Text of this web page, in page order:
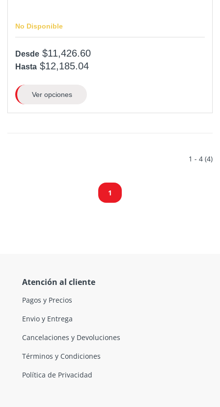
No Disponible
Desde $11,426.60
Hasta $12,185.04
Ver opciones
1 - 4 (4)
1
Atención al cliente
Pagos y Precios
Envio y Entrega
Cancelaciones y Devoluciones
Términos y Condiciones
Política de Privacidad